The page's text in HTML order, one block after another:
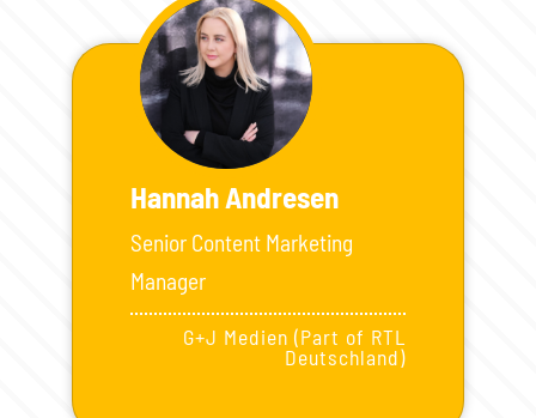
Hannah Andresen
Senior Content Marketing
Manager
G+J Medien (Part of RTL
Deutschland)